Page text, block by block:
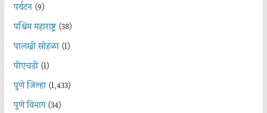
पर्यटन(9)
पश्चिम महाराष्ट्र(38)
पालखी सोहळा(1)
पीएचडी(1)
पुणे जिल्हा(1,433)
पुणे विभाग(34)